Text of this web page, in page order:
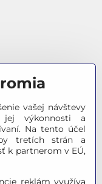
vašej návštevy
jej výkonnosti a
Na tento účel
tretích strán a
k partnerom v EÚ,
reklám využíva